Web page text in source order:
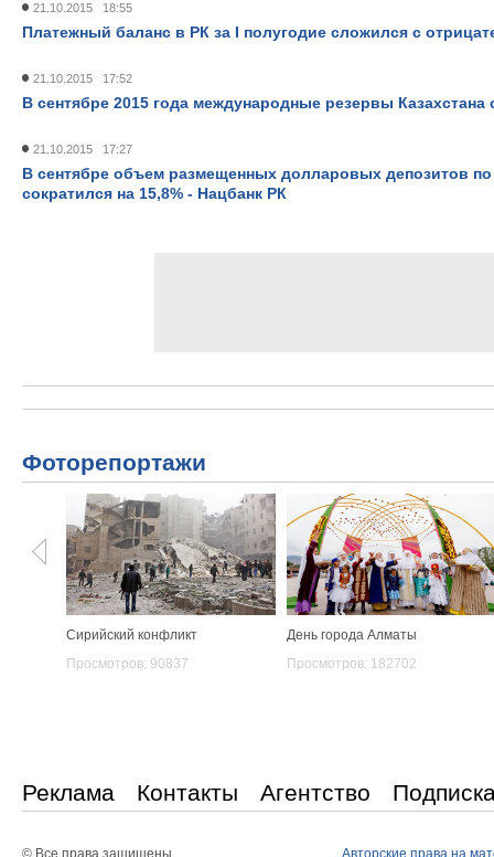
21.10.2015 18:55
Платежный баланс в РК за I полугодие сложился с
21.10.2015 17:52
В сентябре 2015 года международные резервы Казахстана
21.10.2015 17:27
В сентябре объем размещенных долларовых депозитов
сократился на 15,8% - Нацбанк РК
Фоторепортажи
Сирийский конфликт
Просмотров: 90837
День города Алматы
Просмотров: 182702
Реклама Контакты Агентство
© Все права защишены Авторские права на